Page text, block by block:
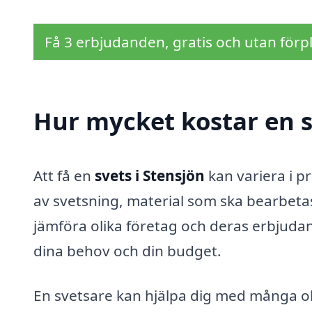
Få 3 erbjudanden, gratis och utan
Hur mycket kostar en
Att få en svets i Stensjön kan variera i
av svetsning, material som ska
jämföra olika företag och deras
dina behov och din budget.
En svetsare kan hjälpa dig med många